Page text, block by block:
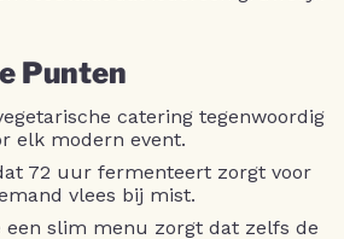
Punten
catering tegenwoordig
elk modern event.
72 uur fermenteert zorgt voor
vlees bij mist.
een slim menu zorgt dat zelfs de